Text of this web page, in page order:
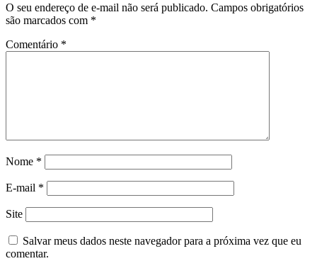
O seu endereço de e-mail não será publicado. Campos obrigatórios
são marcados com *
Comentário *
Nome *
E-mail *
Site
Salvar meus dados neste navegador para a próxima vez que eu
comentar.